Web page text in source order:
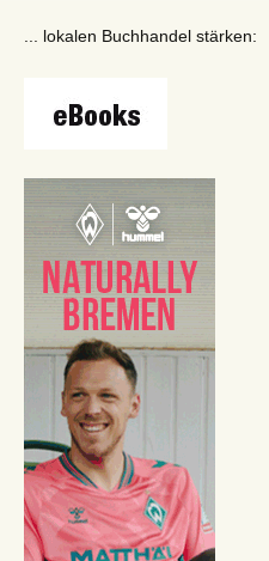
... lokalen Buchhandel stärken: